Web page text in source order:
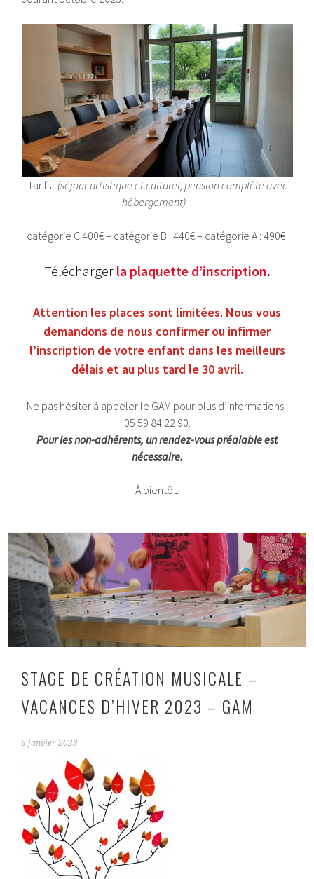
Tarifs : (séjour artistique et culturel, pension complète avec
hébergement) :
catégorie C 400€ – catégorie B : 440€ – catégorie A : 490€
Télécharger la plaquette d’inscription.
Attention les places sont limitées. Nous vous
demandons de nous confirmer ou infirmer
l’inscription de votre enfant dans les meilleurs
délais et au plus tard le 30 avril.
Ne pas hésiter à appeler le GAM pour plus d’informations :
05 59 84 22 90.
Pour les non-adhérents, un rendez-vous préalable est
nécessaire.
À bientôt.
STAGE DE CRÉATION MUSICALE –
VACANCES D’HIVER 2023 – GAM
8 janvier 2023